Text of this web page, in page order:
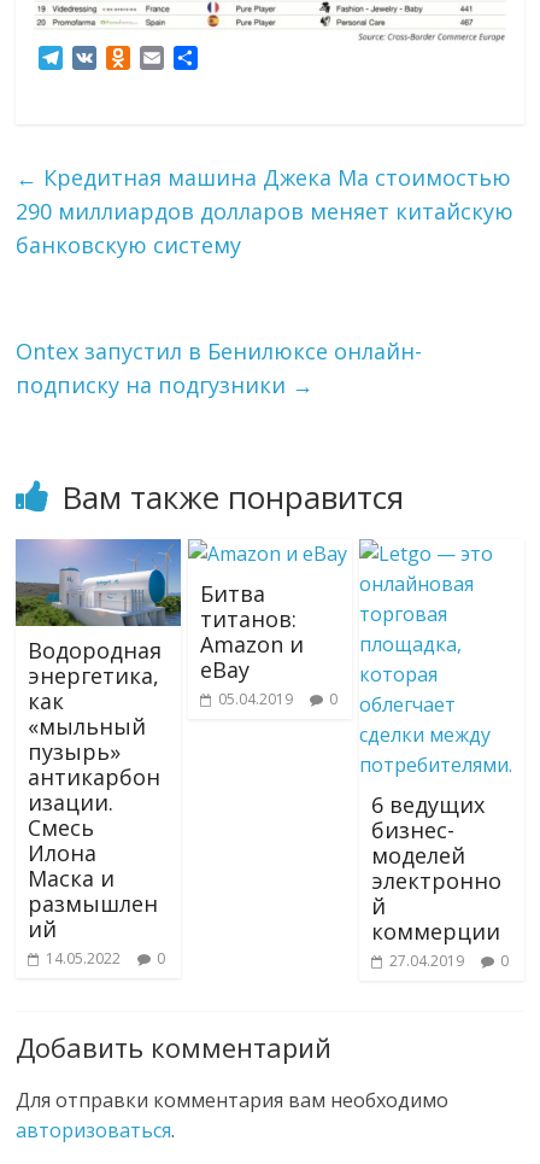
T
r
a
m
O
l
a
s
s
i
в
и
т
ь
← Кредитная машина Джека Ма стоимостью
290 миллиардов долларов меняет китайскую
банковскую систему
Ontex запустил в Бенилюксе онлайн-
подписку на подгузники →
Вам также понравится
Водородная
энергетика,
как
«мыльный
пузырь»
антикарбон
изации.
Смесь
Илона
Маска и
размышлен
ий
14.05.2022 0
Битва
титанов:
Amazon и
eBay
05.04.2019 0
6 ведущих
бизнес-
моделей
электронно
й
коммерции
27.04.2019 0
Добавить комментарий
Для отправки комментария вам необходимо
авторизоваться.